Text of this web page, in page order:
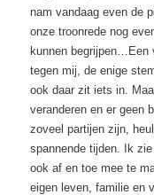
nam vandaag even de
onze troonrede nog
kunnen begrijpen…Een
tegen mij, de enige
ook daar zit iets in.
veranderen en er geen
zoveel partijen zijn,
spannende tijden. Ik
ook af en toe mee te
eigen leven, familie en